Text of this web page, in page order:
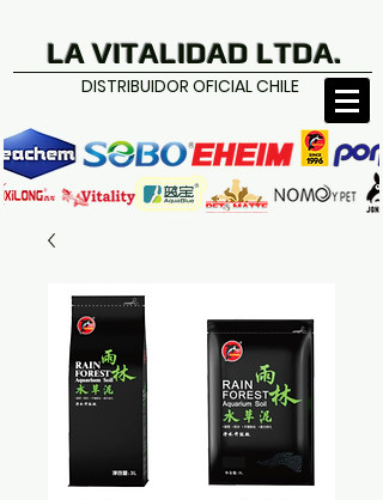
LA VITALIDAD LTDA.
DISTRIBUIDOR OFICIAL CHILE